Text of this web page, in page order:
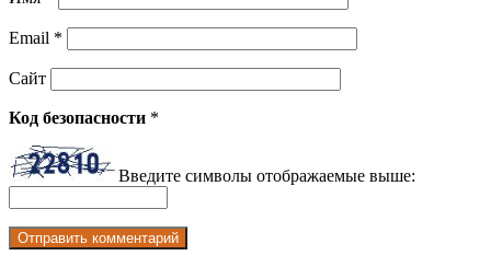
Email *
Сайт
Код безопасности *
Введите символы отображаемые выше: